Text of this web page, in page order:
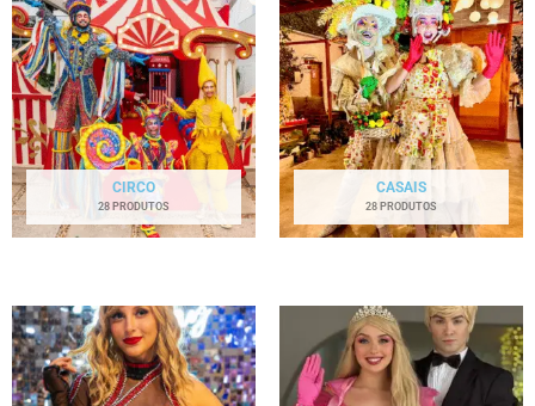
CIRCO
28 PRODUTOS
CASAIS
28 PRODUTOS